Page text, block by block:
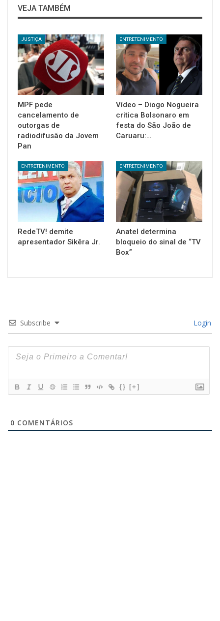
VEJA TAMBÉM
JUSTIÇA
MPF pede
cancelamento de
outorgas de
radiodifusão da Jovem
Pan
ENTRETENIMENTO
Vídeo – Diogo Nogueira
critica Bolsonaro em
festa do São João de
Caruaru:…
ENTRETENIMENTO
RedeTV! demite
apresentador Sikêra Jr.
ENTRETENIMENTO
Anatel determina
bloqueio do sinal de “TV
Box”
Subscribe Login
{} [+]
0 COMENTÁRIOS